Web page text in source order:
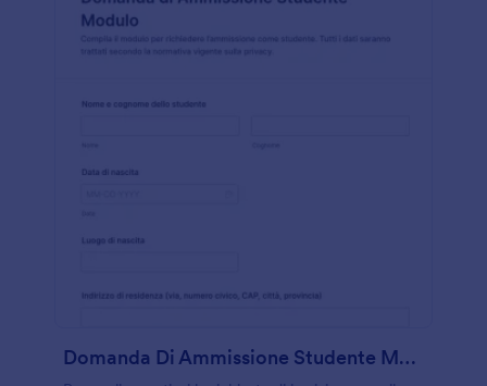
Domanda Di Ammissione Studente Modulo